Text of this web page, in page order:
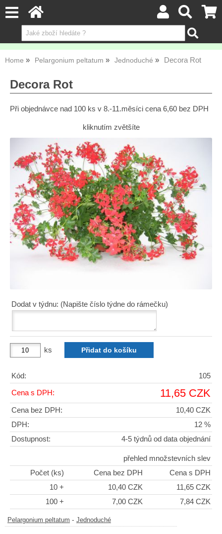
Home Pelargonium peltatum Jednoduché Decora Rot
Decora Rot
Při objednávce nad 100 ks v 8.-11.měsíci cena 6,60 bez DPH
kliknutím zvětšíte
Dodat v týdnu: (Napište číslo týdne do rámečku)
ks
Kód: 105
Cena s DPH: 11,65 CZK
Cena bez DPH:
10,40 CZK
DPH:
12 %
Dostupnost:
4-5 týdnů od data objednání
přehled množstevních slev
Počet (ks)
Cena bez DPH
Cena s DPH
10 +
10,40 CZK
11,65 CZK
100 +
7,00 CZK 7,84 CZK
Pelargonium peltatum - Jednoduché